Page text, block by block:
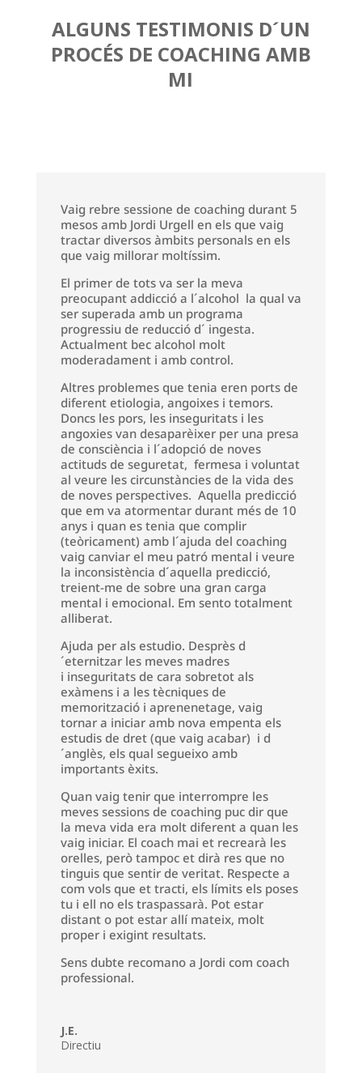
ALGUNS TESTIMONIS D´UN
PROCÉS DE COACHING AMB
MI
Vaig rebre sessione de coaching durant 5
mesos amb Jordi Urgell en els que vaig
tractar diversos àmbits personals en els
que vaig millorar moltíssim.
El primer de tots va ser la meva
preocupant addicció a l´alcohol la qual va
ser superada amb un programa
progressiu de reducció d´ ingesta.
Actualment bec alcohol molt
moderadament i amb control.
Altres problemes que tenia eren ports de
diferent etiologia, angoixes i temors.
Doncs les pors, les inseguritats i les
angoxies van desaparèixer per una presa
de consciència i l´adopció de noves
actituds de seguretat, fermesa i voluntat
al veure les circunstàncies de la vida des
de noves perspectives. Aquella predicció
que em va atormentar durant més de 10
anys i quan es tenia que complir
(teòricament) amb l´ajuda del coaching
vaig canviar el meu patró mental i veure
la inconsistència d´aquella predicció,
treient-me de sobre una gran carga
mental i emocional. Em sento totalment
alliberat.
Ajuda per als estudio. Desprès d
´eternitzar les meves madres
i inseguritats de cara sobretot als
exàmens i a les tècniques de
memorització i aprenenetage, vaig
tornar a iniciar amb nova empenta els
estudis de dret (que vaig acabar) i d
´anglès, els qual segueixo amb
importants èxits.
Quan vaig tenir que interrompre les
meves sessions de coaching puc dir que
la meva vida era molt diferent a quan les
vaig iniciar. El coach mai et recrearà les
orelles, però tampoc et dirà res que no
tinguis que sentir de veritat. Respecte a
com vols que et tracti, els límits els poses
tu i ell no els traspassarà. Pot estar
distant o pot estar allí mateix, molt
proper i exigint resultats.
Sens dubte recomano a Jordi com coach
professional.
J.E.
Directiu